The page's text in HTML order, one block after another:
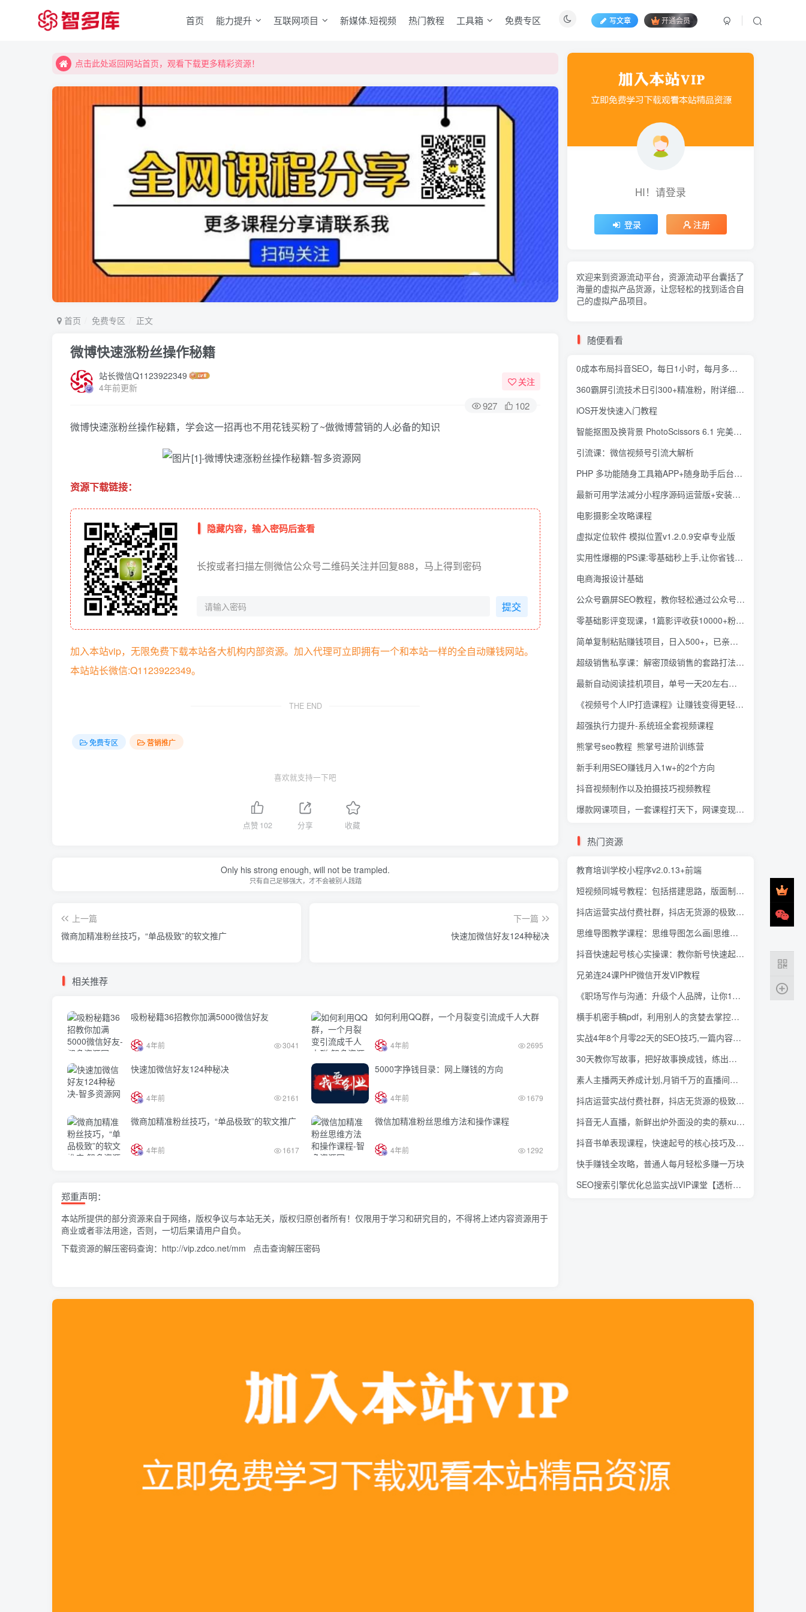
写文章 开通会员
首页 能力提升 互联网项目 新媒体.短视频 热门教程 工具箱 免费专区
点击此处返回网站首页，观看下载更多精彩资源！
点击此处返回网站首页，观看下载更多精彩资源！
首页 免费专区 正文
微博快速涨粉丝操作秘籍
站长微信Q1123922349
4年前更新
关注
927 102
微博快速涨粉丝操作秘籍，学会这一招再也不用花钱买粉了~做微博营销的人必备的知识
资源下载链接：
隐藏内容，输入密码后查看
长按或者扫描左侧微信公众号二维码关注并回复888，马上得到密码
提交
加入本站vip，无限免费下载本站各大机构内部资源。加入代理可立即拥有一个和本站一样的全自动赚钱网站。
本站站长微信:Q1123922349。
THE END
免费专区 营销推广
喜欢就支持一下吧
点赞 102 分享 收藏
Only his strong enough, will not be trampled.
只有自己足够强大，才不会被别人践踏
上一篇
微商加精准粉丝技巧，“单品极致”的软文推广
下一篇
快速加微信好友124种秘决
相关推荐
吸粉秘籍36招教你加满5000微信好友
4年前 3041
如何利用QQ群，一个月裂变引流成千人大群
4年前 2695
快速加微信好友124种秘决
4年前 2161
5000字挣钱目录：网上赚钱的方向
4年前 1679
微商加精准粉丝技巧，“单品极致”的软文推广
4年前 1617
微信加精准粉丝思维方法和操作课程
4年前 1292
郑重声明：
本站所提供的部分资源来自于网络，版权争议与本站无关，版权归原创者所有！仅限用于学习和研究目的，不得将上述内容资源用于
商业或者非法用途，否则，一切后果请用户自负。
下载资源的解压密码查询： http://vip.zdco.net/mm 点击查询解压密码
HI！请登录
登录 注册
欢迎来到资源流动平台，资源流动平台囊括了
海量的虚拟产品货源，让您轻松的找到适合自
己的虚拟产品项目。
随便看看
0成本布局抖音SEO，每日1小时，每月多赚8000
360霸屏引流技术日引300+精准粉，附详细教程工具
iOS开发快速入门教程
智能抠图及换背景 PhotoScissors 6.1 完美汉化版
引流课：微信视频号引流大解析
PHP 多功能随身工具箱APP+随身助手后台源码
最新可用学法减分小程序源码运营版+安装教程
电影摄影全攻略课程
虚拟定位软件 模拟位置v1.2.0.9安卓专业版
实用性爆棚的PS课:零基础秒上手,让你省钱也赚钱【完结】
电商海报设计基础
公众号霸屏SEO教程，教你轻松通过公众号实现被动精准引流
零基础影评变现课，1篇影评收获10000+粉丝，每月多赚1W块（12节-无水印）
简单复制粘贴赚钱项目，日入500+，已亲测可行！（新手小白可做）
超级销售私享课：解密顶级销售的套路打法助你升级销冠
最新自动阅读挂机项目，单号一天20左右可放大操作【详细教程+挂机脚本】
《视频号个人IP打造课程》让赚钱变得更轻松，打开财富之门（视频课程）
超强执行力提升-系统班全套视频课程
熊掌号seo教程_熊掌号进阶训练营
新手利用SEO赚钱月入1w+的2个方向
抖音视频制作以及拍摄技巧视频教程
爆款网课项目，一套课程打天下，网课变现的10个实操法，月收入3万到10万
热门资源
教育培训学校小程序v2.0.13+前端
短视频同城号教程：包括搭建思路，版面制作，文案内容，剪辑操作等
抖店运营实战付费社群，抖店无货源的极致运营带你赚翻天
思维导图教学课程：思维导图怎么画|思维导图高效学习法
抖音快速起号核心实操课：教你新号快速起号，从0到100万过程
兄弟连24课PHP微信开发VIP教程
《职场写作与沟通：升级个人品牌，让你10倍值钱》25讲+无水印PDF
横手机密手稿pdf，利用别人的贪婪去掌控资源
实战4年8个月零22天的SEO技巧,一篇内容如何赚70W！
30天教你写故事，把好故事换成钱，练出最赚钱的故事思维，月入10万+
素人主播两天养成计划,月销千万的直播间脚本手把手教
抖店运营实战付费社群，抖店无货源的极致运营带你赚翻天
抖音无人直播，新鲜出炉外面没的卖的蔡xu坤版云蹦迪！
抖音书单表现课程，快速起号的核心技巧及操作标准【视频课程】
快手赚钱全攻略，普通人每月轻松多赚一万块
SEO搜索引擎优化总监实战VIP课堂【透析2020最新案例】快速实现年新30w